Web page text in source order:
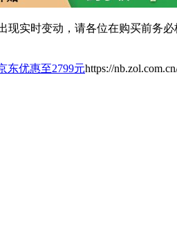
实时变动，请各位在购买前务
东优惠至2799元https://